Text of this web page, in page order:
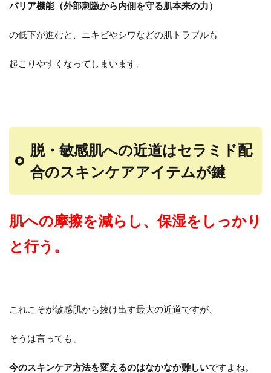
バリア機能（外部刺激から内側を守る肌本来の力）
の低下が進むと、ニキビやシワなどの肌トラブルも
起こりやすくなってしまいます。
脱・敏感肌への近道はセラミド配
合のスキンケアアイテムが鍵
肌への摩擦を減らし、保湿をしっかり
と行う。
これこそが敏感肌から抜け出す最大の近道ですが、
そうは言っても、
今のスキンケア方法を変えるのはなかなか難しいですよね。